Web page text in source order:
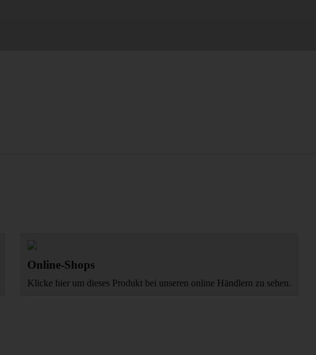
Online-Shops
Klicke hier um dieses Produkt bei unseren online Händlern zu sehen.